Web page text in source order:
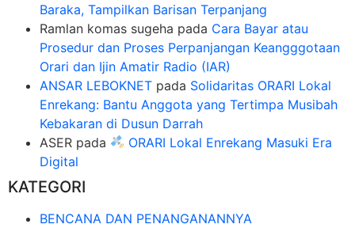
Baraka, Tampilkan Barisan Terpanjang
Ramlan komas sugeha pada Cara Bayar atau
Prosedur dan Proses Perpanjangan Keangggotaan
Orari dan Ijin Amatir Radio (IAR)
ANSAR LEBOKNET pada Solidaritas ORARI Lokal
Enrekang: Bantu Anggota yang Tertimpa Musibah
Kebakaran di Dusun Darrah
ASER pada
ORARI Lokal Enrekang Masuki Era
Digital
KATEGORI
BENCANA DAN PENANGANANNYA